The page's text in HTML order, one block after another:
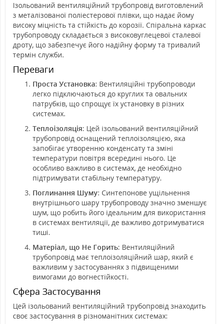
Ізольований вентиляційний трубопровід виготовлений
з металізованої поліестерової плівки, що надає йому
високу міцність та стійкість до корозії. Спіральна каркас
трубопроводу складається з високовуглецевої сталевої
дроту, що забезпечує його надійну форму та тривалий
термін служби.
Переваги
Проста Установка: Вентиляційні трубопроводи
легко підключаються до круглих та овальних
патрубків, що спрощує їх установку в різних
системах.
Теплоізоляція: Цей ізольований вентиляційний
трубопровід оснащений теплоізоляцією, яка
запобігає утворенню конденсату та зміні
температури повітря всередині нього. Це
особливо важливо в системах, де необхідно
підтримувати стабільну температуру.
Поглинання Шуму: Синтепонове ущільнення
внутрішнього шару трубопроводу значно зменшує
шум, що робить його ідеальним для використання
в системах вентиляції, де важливо дотримуватися
тиші.
Матеріал, що Не Горить: Вентиляційний
трубопровід має теплоізоляційний шар, який є
важливим у застосуваннях з підвищеними
вимогами до вогнестійкості.
Сфера Застосування
Цей ізольований вентиляційний трубопровід знаходить
своє застосування в різноманітних системах: